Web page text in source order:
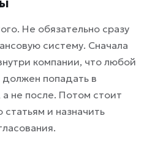
Не обязательно сразу
систему. Сначала
компании, что любой
попадать в
не после. Потом стоит
и назначить